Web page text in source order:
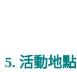
5. 活動地點